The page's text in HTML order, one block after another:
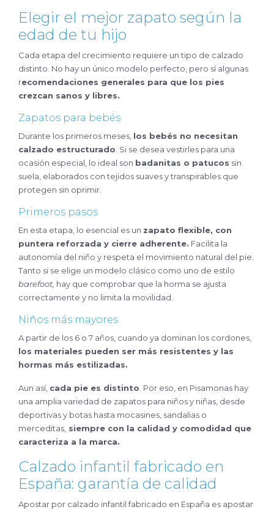
Elegir el mejor zapato según la
edad de tu hijo
Cada etapa del crecimiento requiere un tipo de calzado
distinto. No hay un único modelo perfecto, pero sí algunas
recomendaciones generales para que los pies
crezcan sanos y libres.
Zapatos para bebés
Durante los primeros meses, los bebés no necesitan
calzado estructurado . Si se desea vestirles para una
ocasión especial, lo ideal son badanitas o patucos sin
suela, elaborados con tejidos suaves y transpirables que
protegen sin oprimir.
Primeros pasos
En esta etapa, lo esencial es un zapato flexible, con
puntera reforzada y cierre adherente. Facilita la
autonomía del niño y respeta el movimiento natural del pie.
Tanto si se elige un modelo clásico como uno de estilo
barefoot, hay que comprobar que la horma se ajusta
correctamente y no limita la movilidad.
Niños más mayores
A partir de los 6 o 7 años, cuando ya dominan los cordones,
los materiales pueden ser más resistentes y las
hormas más estilizadas.
Aun así, cada pie es distinto . Por eso, en Pisamonas hay
una amplia variedad de zapatos para niños y niñas, desde
deportivas y botas hasta mocasines, sandalias o
merceditas, siempre con la calidad y comodidad que
caracteriza a la marca.
Calzado infantil fabricado en
España: garantía de calidad
Apostar por calzado infantil fabricado en España es apostar